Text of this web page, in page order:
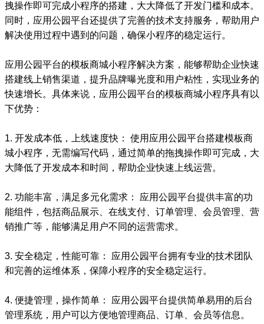
拽操作即可完成小程序的搭建，大大降低了开发门槛和成本。
同时，应用公园平台还提供了完善的技术支持服务，帮助用户
解决使用过程中遇到的问题，确保小程序的稳定运行。
应用公园平台的模板商城小程序解决方案，能够帮助企业快速
搭建线上销售渠道，提升品牌曝光度和用户粘性，实现业务的
快速增长。具体来说，应用公园平台的模板商城小程序具有以
下优势：
1. 开发成本低，上线速度快： 使用应用公园平台搭建模板商
城小程序，无需编写代码，通过简单的拖拽操作即可完成，大
大降低了开发成本和时间，帮助企业快速上线运营。
2. 功能丰富，满足多元化需求： 应用公园平台提供丰富的功
能组件，包括商品展示、在线支付、订单管理、会员管理、营
销推广等，能够满足用户不同的运营需求。
3. 安全稳定，性能可靠： 应用公园平台拥有专业的技术团队
和完善的运维体系，保障小程序的安全稳定运行。
4. 便捷管理，操作简单： 应用公园平台提供简单易用的后台
管理系统，用户可以方便地管理商品、订单、会员等信息。